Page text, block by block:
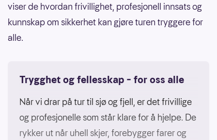
viser de hvordan frivillighet, profesjonell innsats og
kunnskap om sikkerhet kan gjøre turen tryggere for
alle.
Trygghet og fellesskap – for oss alle
Når vi drar på tur til sjø og fjell, er det frivillige
og profesjonelle som står klare for å hjelpe. De
rykker ut når uhell skjer, forebygger farer og